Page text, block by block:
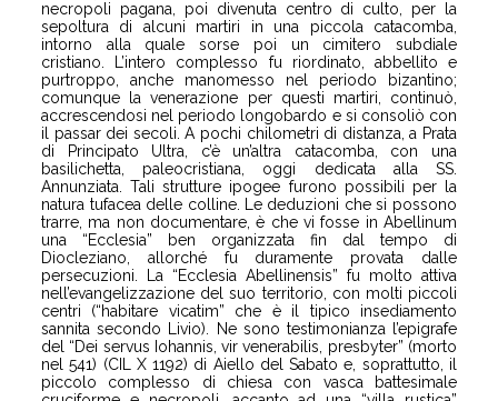
necropoli pagana, poi divenuta centro di culto, per la
sepoltura di alcuni martiri in una piccola catacomba,
intorno alla quale sorse poi un cimitero subdiale
cristiano. L’intero complesso fu riordinato, abbellito e
purtroppo, anche manomesso nel periodo bizantino;
comunque la venerazione per questi martiri, continuò,
accrescendosi nel periodo longobardo e si consoliò con
il passar dei secoli. A pochi chilometri di distanza, a Prata
di Principato Ultra, c’è un’altra catacomba, con una
basilichetta, paleocristiana, oggi dedicata alla SS.
Annunziata. Tali strutture ipogee furono possibili per la
natura tufacea delle colline. Le deduzioni che si possono
trarre, ma non documentare, è che vi fosse in Abellinum
una “Ecclesia” ben organizzata fin dal tempo di
Diocleziano, allorché fu duramente provata dalle
persecuzioni. La “Ecclesia Abellinensis” fu molto attiva
nell’evangelizzazione del suo territorio, con molti piccoli
centri (“habitare vicatim” che è il tipico insediamento
sannita secondo Livio). Ne sono testimonianza l’epigrafe
del “Dei servus Iohannis, vir venerabilis, presbyter” (morto
nel 541) (CIL X 1192) di Aiello del Sabato e, soprattutto, il
piccolo complesso di chiesa con vasca battesimale